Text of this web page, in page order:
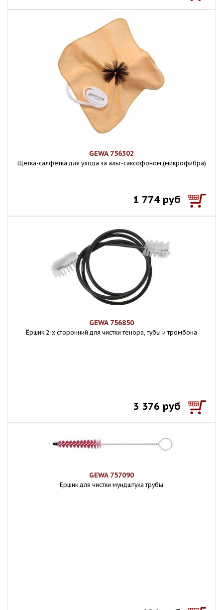
GEWA 756302
Щетка-салфетка для ухода за альт-саксофоном (микрофибра)
1 774 руб
GEWA 756850
Ёршик 2-х сторонний для чистки тенора, тубы и тромбона
3 376 руб
GEWA 757090
Ёршик для чистки мундштука трубы